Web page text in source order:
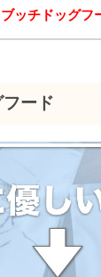
ブッチドッグフ
ード